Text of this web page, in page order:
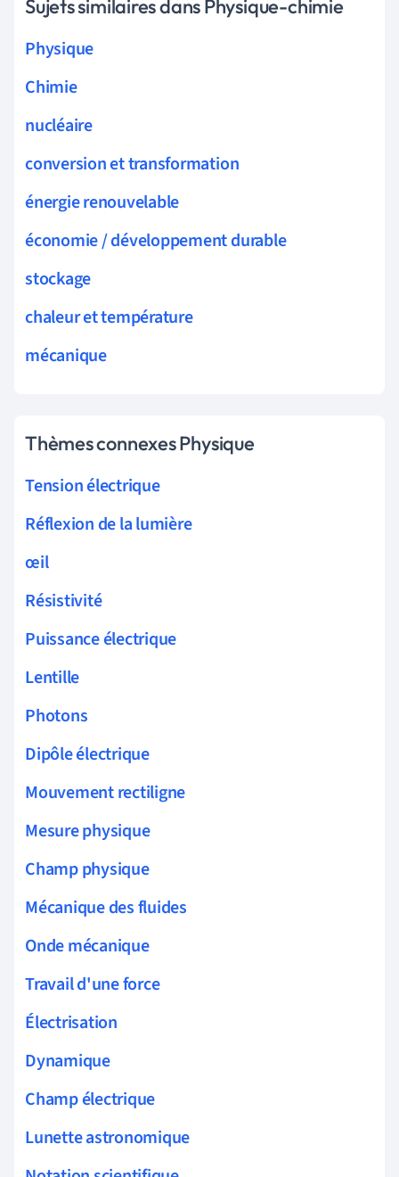
Sujets similaires dans Physique-chimie
Physique
Chimie
nucléaire
conversion et transformation
énergie renouvelable
économie / développement durable
stockage
chaleur et température
mécanique
Thèmes connexes Physique
Tension électrique
Réflexion de la lumière
œil
Résistivité
Puissance électrique
Lentille
Photons
Dipôle électrique
Mouvement rectiligne
Mesure physique
Champ physique
Mécanique des fluides
Onde mécanique
Travail d'une force
Électrisation
Dynamique
Champ électrique
Lunette astronomique